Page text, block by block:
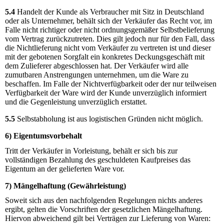
5.4 Handelt der Kunde als Verbraucher mit Sitz in Deutschland
oder als Unternehmer, behält sich der Verkäufer das Recht vor, im
Falle nicht richtiger oder nicht ordnungsgemäßer Selbstbelieferung
vom Vertrag zurückzutreten. Dies gilt jedoch nur für den Fall, dass
die Nichtlieferung nicht vom Verkäufer zu vertreten ist und dieser
mit der gebotenen Sorgfalt ein konkretes Deckungsgeschäft mit
dem Zulieferer abgeschlossen hat. Der Verkäufer wird alle
zumutbaren Anstrengungen unternehmen, um die Ware zu
beschaffen. Im Falle der Nichtverfügbarkeit oder der nur teilweisen
Verfügbarkeit der Ware wird der Kunde unverzüglich informiert
und die Gegenleistung unverzüglich erstattet.
5.5 Selbstabholung ist aus logistischen Gründen nicht möglich.
6) Eigentumsvorbehalt
Tritt der Verkäufer in Vorleistung, behält er sich bis zur
vollständigen Bezahlung des geschuldeten Kaufpreises das
Eigentum an der gelieferten Ware vor.
7) Mängelhaftung (Gewährleistung)
Soweit sich aus den nachfolgenden Regelungen nichts anderes
ergibt, gelten die Vorschriften der gesetzlichen Mängelhaftung.
Hiervon abweichend gilt bei Verträgen zur Lieferung von Waren: